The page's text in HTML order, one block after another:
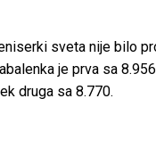
sveta nije bilo
je prva sa
druga sa 8.770.